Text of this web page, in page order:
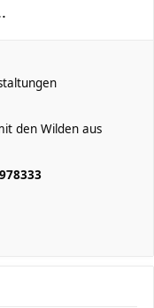
den Wilden aus
978333